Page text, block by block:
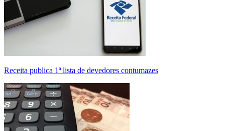
Receita publica 1ª lista de devedores contumazes